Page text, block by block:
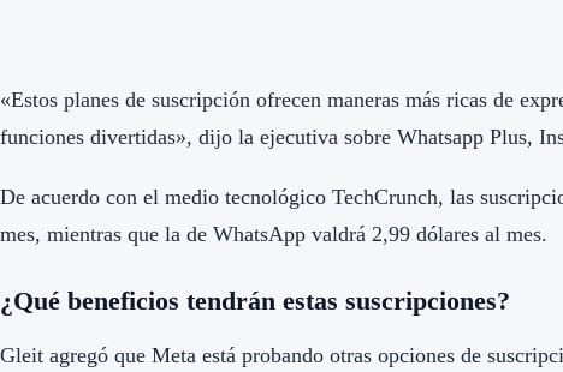
«Estos planes de suscripción ofrecen maneras más ricas de
funciones divertidas», dijo la ejecutiva sobre Whatsapp Plus,
De acuerdo con el medio tecnológico TechCrunch, las
mes, mientras que la de WhatsApp valdrá 2,99 dólares al mes.
¿Qué beneficios tendrán estas suscripciones?
Gleit agregó que Meta está probando otras opciones de